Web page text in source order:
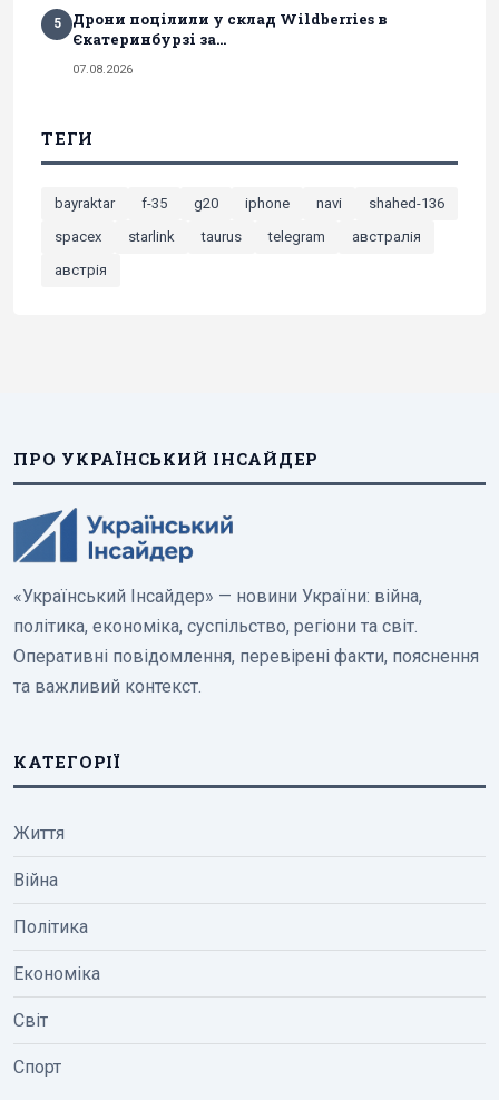
5
Дрони поцілили у склад Wildberries в
Єкатеринбурзі за...
07.08.2026
ТЕГИ
bayraktar f-35 g20 iphone navi
shahed-136
spacex
starlink taurus telegram
австралія
австрія
ПРО УКРАЇНСЬКИЙ ІНСАЙДЕР
«Український Інсайдер» — новини України: війна,
політика, економіка, суспільство, регіони та світ.
Оперативні повідомлення, перевірені факти, пояснення
та важливий контекст.
КАТЕГОРІЇ
Життя
Війна
Політика
Економіка
Світ
Спорт